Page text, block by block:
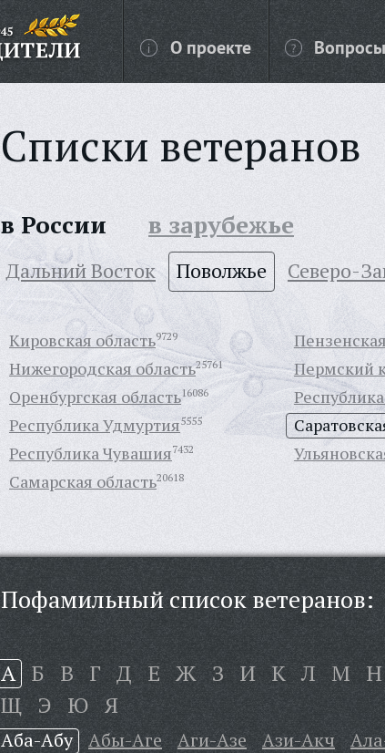
О проекте
Списки ветеранов
в России в зарубежье
Дальний Восток Поволжье Северо-
Кировская область9729
Нижегородская область25761
Оренбургская область16086
Пермский
Республика Удмуртия5555
Республика Чувашия7432
Самарская область20618
Пофамильный список ветеранов:
А Б В Г Д Е Ж З И К Л М Н
Щ Э Ю Я
Аба-Абу Абы-Аге Аги-Азе Ази-Акч